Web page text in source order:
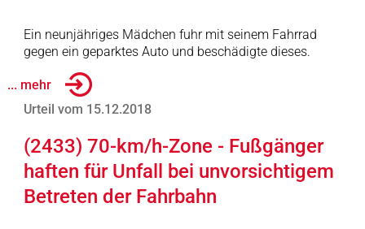
Ein neunjähriges Mädchen fuhr mit seinem Fahrrad
gegen ein geparktes Auto und beschädigte dieses.
... mehr
Urteil vom 15.12.2018
(2433) 70-km/h-Zone - Fußgänger
haften für Unfall bei unvorsichtigem
Betreten der Fahrbahn